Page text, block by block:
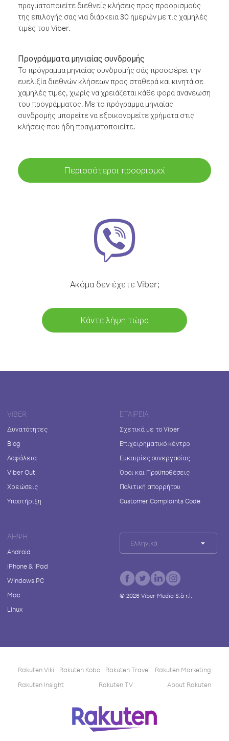
πραγματοποιείτε διεθνείς κλήσεις προς προορισμούς
της επιλογής σας για διάρκεια 30 ημερών με τις χαμηλές
τιμές του Viber.
Προγράμματα μηνιαίας συνδρομής
Το πρόγραμμα μηνιαίας συνδρομής σάς προσφέρει την
ευελιξία διεθνών κλήσεων προς σταθερά και κινητά σε
χαμηλές τιμές, χωρίς να χρειάζεται κάθε φορά ανανέωση
του προγράμματος. Με το πρόγραμμα μηνιαίας
συνδρομής μπορείτε να εξοικονομείτε χρήματα στις
κλήσεις που ήδη πραγματοποιείτε.
Περισσότεροι προορισμοί
Ακόμα δεν έχετε Viber;
Κάντε λήψη τώρα
VIBER
Δυνατότητες
Blog
Ασφάλεια
Viber Out
Χρεώσεις
Υποστήριξη
ΕΤΑΙΡΕΊΑ
Σχετικά με το Viber
Επιχειρηματικό κέντρο
Ευκαιρίες συνεργασίας
Όροι και Προϋποθέσεις
Πολιτική απορρήτου
Customer Complaints Code
ΛΉΨΗ
Android
iPhone & iPad
Windows PC
Mac
Linux
Ελληνικά
© 2026Viber Media S.à r.l.
Rakuten Viki Rakuten Kobo Rakuten Travel
Rakuten Marketing
Rakuten Insight
Rakuten TV About Rakuten